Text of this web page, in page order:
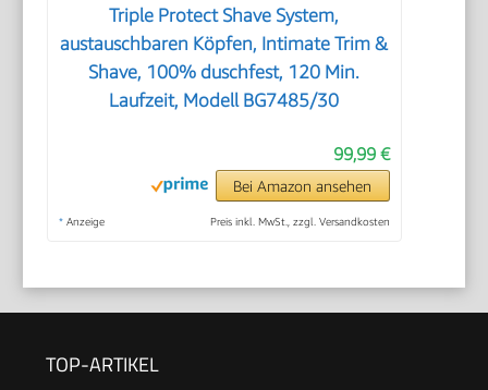
Triple Protect Shave System,
austauschbaren Köpfen, Intimate Trim &
Shave, 100% duschfest, 120 Min.
Laufzeit, Modell BG7485/30
99,99 €
Bei Amazon ansehen
* Anzeige Preis inkl. MwSt., zzgl. Versandkosten
TOP-ARTIKEL